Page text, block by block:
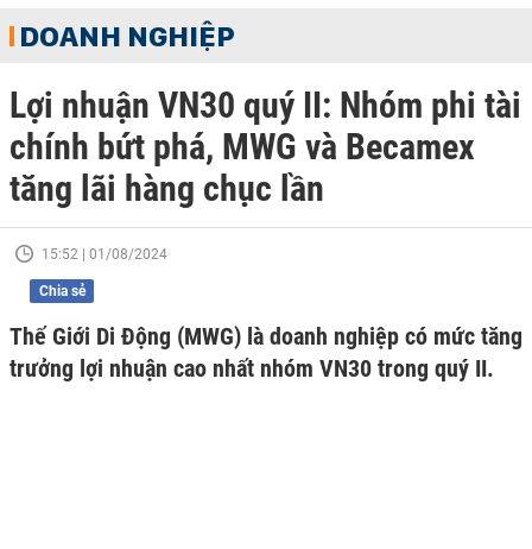
DOANH NGHIỆP
Lợi nhuận VN30 quý II: Nhóm phi tài
chính bứt phá, MWG và Becamex
tăng lãi hàng chục lần
15:52 | 01/08/2024
Chia sẻ
Thế Giới Di Động (MWG) là doanh nghiệp có mức tăng
trưởng lợi nhuận cao nhất nhóm VN30 trong quý II.